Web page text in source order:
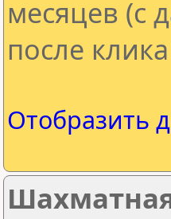
месяцев (с
после
Отобразить